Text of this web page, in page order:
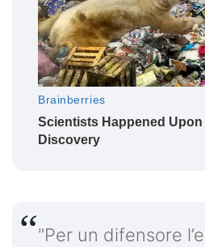
"Per un difensore